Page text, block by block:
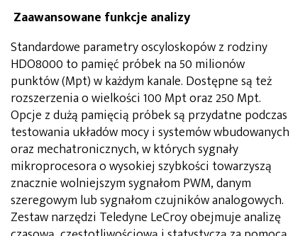
Zaawansowane funkcje analizy
Standardowe parametry oscyloskopów z rodziny
HDO8000 to pamięć próbek na 50 milionów
punktów (Mpt) w każdym kanale. Dostępne są też
rozszerzenia o wielkości 100 Mpt oraz 250 Mpt.
Opcje z dużą pamięcią próbek są przydatne podczas
testowania układów mocy i systemów wbudowanych
oraz mechatronicznych, w których sygnały
mikroprocesora o wysokiej szybkości towarzyszą
znacznie wolniejszym sygnałom PWM, danym
szeregowym lub sygnałom czujników analogowych.
Zestaw narzędzi Teledyne LeCroy obejmuje analizę